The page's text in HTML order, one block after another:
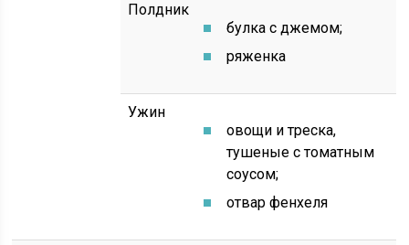
Полдник
булка с джемом;
ряженка
Ужин
овощи и треска,
тушеные с томатным
соусом;
отвар фенхеля